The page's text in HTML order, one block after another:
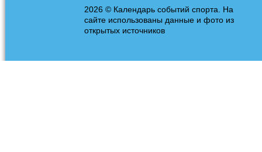
2026 © Календарь событий спорта. На
сайте использованы данные и фото из
открытых источников